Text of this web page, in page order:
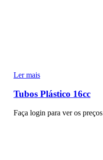
Ler mais
Tubos Plástico 16cc
Faça login para ver os preços